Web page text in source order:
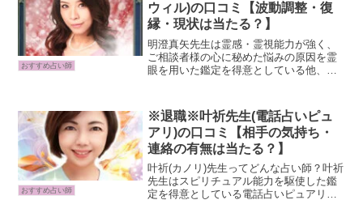
おすすめ占い師
ウィル)の口コミ【波動調整・復
縁・現状は当たる？】
明澄真矢先生は霊感・霊視能力が強く、
ご相談者様の心に秘めた悩みの原因を霊
眼を用いた鑑定を得意としている他、千
生だからこそできる鑑定方法です。先生
はハイヤーセルフからのメ...
おすすめ占い師
※退職※叶祈先生(電話占いピュ
アリ)の口コミ【相手の気持ち・
連絡の有無は当たる？】
叶祈(カノリ)先生ってどんな占い師？叶祈
先生はスピリチュアル能力を駆使した鑑
定を得意としている電話占いピュアリの